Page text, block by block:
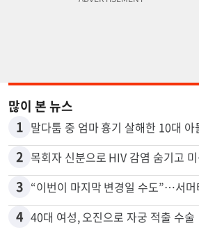
많이 본 뉴스
1
2 목회자 신분으로 HIV 감염 숨기고 미
3 “이번이 마지막 변경일 수도”…서머